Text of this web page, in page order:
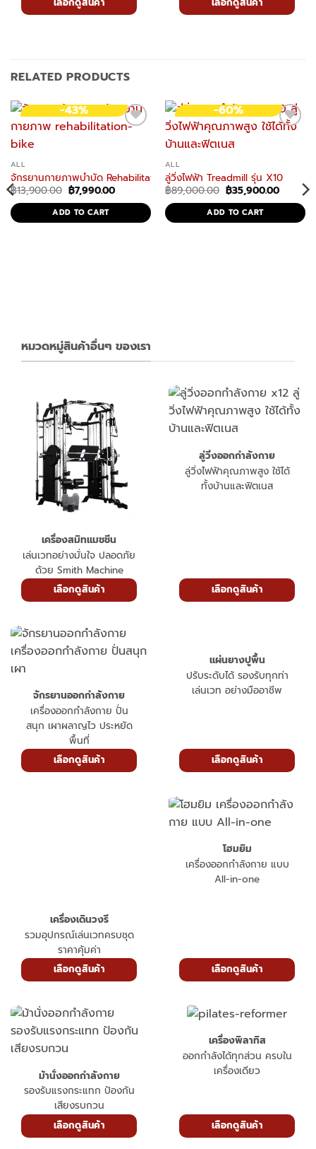
RELATED PRODUCTS
-43%
ALL
จักรยานกายภาพบําบัด Rehabilitation Bicycle รุ่น Recover X2 จักรยา
฿13,900.00 Original
price
was:
฿13,900.00.
฿7,990.00Current
฿7,990.00.
ADD TO CART
-60%
ALL
ลู่วิ่งไฟฟ้า Treadmill รุ่น X10
฿89,000.00 Original
price
was:
฿89,000.00.
฿35,900.00Current
฿
ADD TO CART
หมวดหมู่สินค้าอื่นๆ ของเรา
เครื่องสมิทแมชชีน
เล่นเวทอย่างมั่นใจ ปลอดภัย
ด้วย Smith Machine
เลือกดูสินค้า
ลู่วิ่งออกกำลังกาย
ลู่วิ่งไฟฟ้าคุณภาพสูง ใช้ได้
ทั้งบ้านและฟิตเนส
เลือกดูสินค้า
จักรยานออกกำลังกาย
เครื่องออกกำลังกาย ปั่น
สนุก เผาผลาญไว ประหยัด
พื้นที่
เลือกดูสินค้า
แผ่นยางปูพื้น
ปรับระดับได้ รองรับทุกท่า
เล่นเวท อย่างมืออาชีพ
เลือกดูสินค้า
เครื่องเดินวงรี
รวมอุปกรณ์เล่นเวทครบชุด
ราคาคุ้มค่า
เลือกดูสินค้า
โฮมยิม
เครื่องออกกำลังกาย แบบ
All-in-one
เลือกดูสินค้า
ม้านั่งออกกำลังกาย
รองรับแรงกระแทก ป้องกัน
เสียงรบกวน
เลือกดูสินค้า
เครื่องพิลาทิส
ออกกำลังได้ทุกส่วน ครบใน
เครื่องเดียว
เลือกดูสินค้า